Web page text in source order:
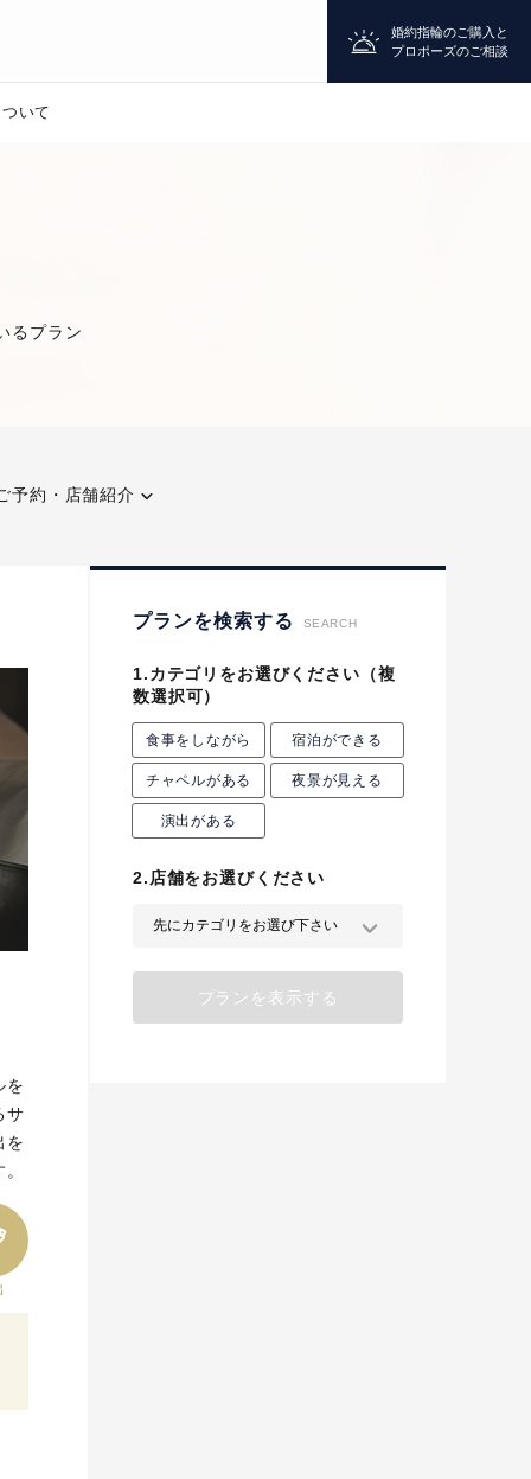
婚約指輪のご購入と
プロポーズのご相談
いて
るプラン
予約・店舗紹介
を
サ
を
プランを検索する SEARCH
1.カテゴリをお選びください （複
数選択可）
食事をしながら 宿泊ができる
チャペルがある 夜景が見える
演出がある
2.店舗をお選びください
プランを表示する